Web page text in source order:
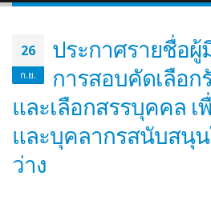
26
ก.ย.
ประกาศรายชื่อผู้
การสอบคัดเลือก
และเลือกสรรบุคคล
และบุคลากรสนับสนุ
ว่าง